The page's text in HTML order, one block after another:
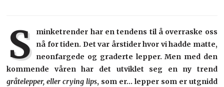
S minketrender har en tendens til å overraske oss
nå for tiden. Det var årstider hvor vi hadde matte,
neonfargede og graderte lepper. Men med den
kommende våren har det utviklet seg en ny trend
gråtelepper, eller crying lips, som er… lepper som er utgnidd